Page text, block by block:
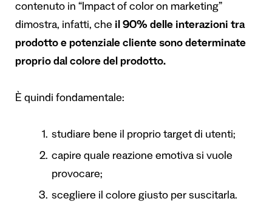
contenuto in “Impact of color on marketing”
dimostra, infatti, che il 90% delle interazioni tra
prodotto e potenziale cliente sono determinate
proprio dal colore del prodotto.
È quindi fondamentale:
studiare bene il proprio target di utenti;
capire quale reazione emotiva si vuole
provocare;
scegliere il colore giusto per suscitarla.